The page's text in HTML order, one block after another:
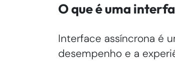
O que é uma
Interface assíncrona é
desempenho e a